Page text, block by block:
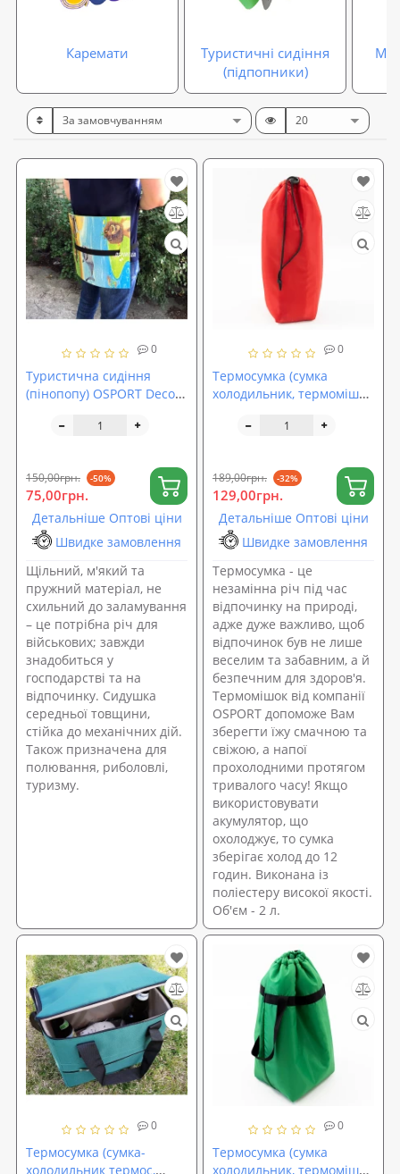
Каремати
Туристичні сидіння
(підпопники)
0
Туристична сидіння
(пінопопу) OSPORT Decor
150,00грн. -50%
75,00грн.
Детальніше Оптові ціни
Швидке замовлення
Щільний, м'який та
пружний матеріал, не
схильний до заламування
– це потрібна річ для
військових; завжди
знадобиться у
господарстві та на
відпочинку. Сидушка
середньої товщини,
стійка до механічних дій.
Також призначена для
полювання, риболовлі,
туризму.
0
Термосумка (сумка
холодильник, термомішок
для охолодження 2л
189,00грн. -32%
129,00грн.
Детальніше Оптові ціни
Швидке замовлення
Термосумка - це
незамінна річ під час
відпочинку на природі,
адже дуже важливо, щоб
відпочинок був не лише
веселим та забавним, а й
безпечним для здоров'я.
Термомішок від компанії
OSPORT допоможе Вам
зберегти їжу смачною та
свіжою, а напої
прохолодними протягом
тривалого часу! Якщо
використовувати
акумулятор, що
охолоджує, то сумка
зберігає холод до 12
годин. Виконана із
поліестеру високої якості.
Об'єм - 2 л.
0
Термосумка (сумка-
холодильник термос,
0
Термосумка (сумка
холодильник, термомішок